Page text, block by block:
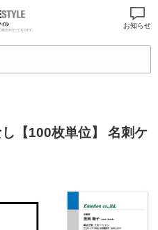
お知らせ
【100枚単位】 名刺ケ